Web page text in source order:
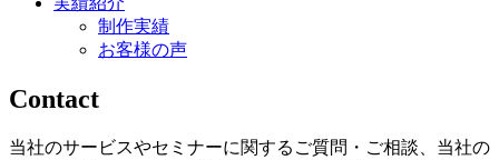
制作実績
お客様の声
Contact
当社のサービスやセミナーに関するご質問・ご相談、当社の